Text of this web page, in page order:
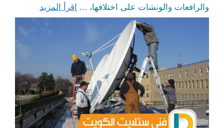
والرافعات والونشات على اختلافها، ... اقرأ المزيد